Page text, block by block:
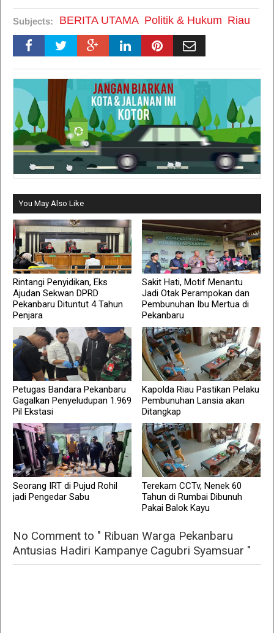
Subjects: BERITA UTAMA Politik & Hukum Riau
You May Also Like
Rintangi Penyidikan, Eks
Ajudan Sekwan DPRD
Pekanbaru Dituntut 4 Tahun
Penjara
Sakit Hati, Motif Menantu
Jadi Otak Perampokan dan
Pembunuhan Ibu Mertua di
Pekanbaru
Petugas Bandara Pekanbaru
Gagalkan Penyeludupan 1.969
Pil Ekstasi
Kapolda Riau Pastikan Pelaku
Pembunuhan Lansia akan
Ditangkap
Seorang IRT di Pujud Rohil
jadi Pengedar Sabu
Terekam CCTv, Nenek 60
Tahun di Rumbai Dibunuh
Pakai Balok Kayu
No Comment to " Ribuan Warga Pekanbaru
Antusias Hadiri Kampanye Cagubri Syamsuar "